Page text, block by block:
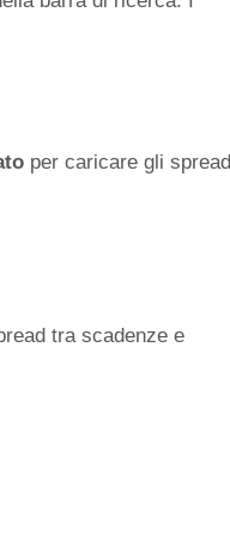
per caricare gli spread
tra scadenze e